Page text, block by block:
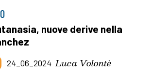
nuove derive nella
24_06_2024 Luca Volontè